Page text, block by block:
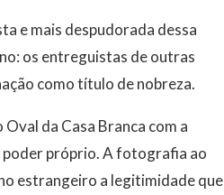
e mais despudorada dessa
os entreguistas de outras
como título de nobreza.
da Casa Branca com a
poder próprio. A fotografia ao
estrangeiro a legitimidade que